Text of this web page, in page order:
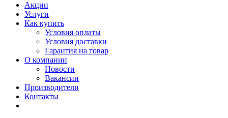
Акции
Услуги
Как купить
Условия оплаты
Условия доставки
Гарантия на товар
О компании
Новости
Вакансии
Производители
Контакты